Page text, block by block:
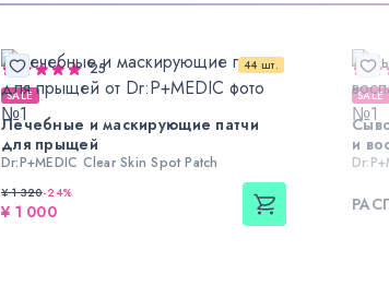
44 шт.
25
SALE
Лечебные и маскирующие патчи
для прыщей
Dr:P+MEDIC Clear Skin Spot Patch
¥ 1 320-24%
¥ 1 000
SALE
и